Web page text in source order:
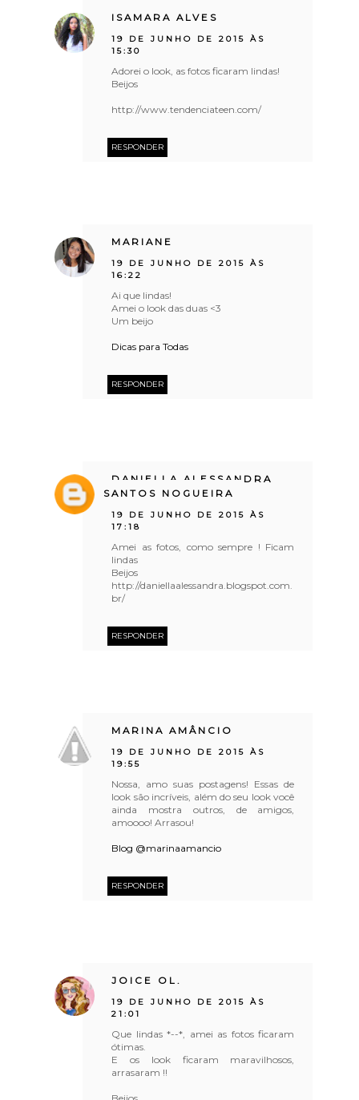
ISAMARA ALVES
19 DE JUNHO DE 2015 ÀS
15:30
Adorei o look, as fotos ficaram lindas!
Beijos
http://www.tendenciateen.com/
RESPONDER
MARIANE
19 DE JUNHO DE 2015 ÀS
16:22
Ai que lindas!
Amei o look das duas <3
Um beijo
Dicas para Todas
RESPONDER
DANIELLA ALESSANDRA
SANTOS NOGUEIRA
19 DE JUNHO DE 2015 ÀS
17:18
Amei as fotos, como sempre ! Ficam
lindas
Beijos
http://daniellaalessandra.blogspot.com.
br/
RESPONDER
MARINA AMÂNCIO
19 DE JUNHO DE 2015 ÀS
19:55
Nossa, amo suas postagens! Essas de
look são incríveis, além do seu look você
ainda mostra outros, de amigos,
amoooo! Arrasou!
Blog @marinaamancio
RESPONDER
JOICE OL.
19 DE JUNHO DE 2015 ÀS
21:01
Que lindas *--*, amei as fotos ficaram
ótimas.
E os look ficaram maravilhosos,
arrasaram !!